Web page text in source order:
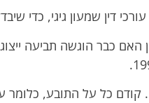
דין שמעון גיגי, כדי
האם כבר הוגשה תביעה
כל על התובע, כלומר